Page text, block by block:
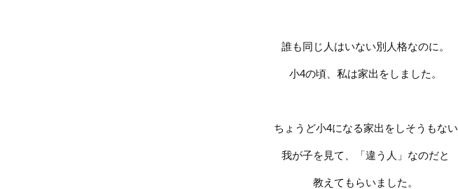
誰も同じ人はいない別人格なのに。
小4の頃、私は家出をしました。
ちょうど小4になる家出をしそうもない
我が子を見て、「違う人」なのだと
教えてもらいました。